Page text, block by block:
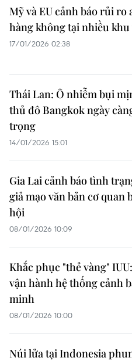
Mỹ và EU cảnh báo rủi ro
hàng không tại nhiều khu
17/01/2026 02:38
Thái Lan: Ô nhiễm bụi
thủ đô Bangkok ngày
trọng
14/01/2026 15:01
Gia Lai cảnh báo tình
giả mạo văn bản cơ quan
hội
08/01/2026 10:09
Khắc phục "thẻ vàng"
vận hành hệ thống cảnh
minh
08/01/2026 10:00
Núi lửa tại Indonesia